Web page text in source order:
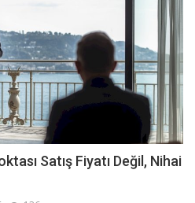
Satış Fiyatı Değil, Nihai